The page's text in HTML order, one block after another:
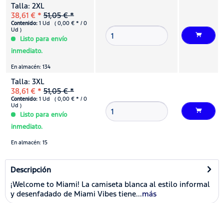
Talla: 2XL
38,61 € * 51,05 € *
Contenido: 1 Ud ( 0,00 € * / 0
Ud )
Listo para envío
inmediato.
En almacén: 134
Talla: 3XL
38,61 € * 51,05 € *
Contenido: 1 Ud ( 0,00 € * / 0
Ud )
Listo para envío
inmediato.
En almacén: 15
Descripción
¡Welcome to Miami! La camiseta blanca al estilo informal
y desenfadado de Miami Vibes tiene...más